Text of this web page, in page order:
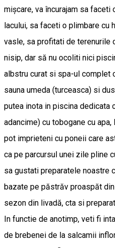
mișcare, va încurajam sa faceti
lacului, sa faceti o plimbare cu
vasle, sa profitati de
nisip, dar să nu ocoliti nici
albstru curat si spa-ul complet
sauna umeda (turceasca) si
putea inota in piscina dedicata
adancime) cu tobogane cu
pot imprieteni cu poneii care
ca pe parcursul unei zile pline
sa gustati preparatele noastre
bazate pe păstrăv proaspăt
sezon din livadă, cta si
In functie de anotimp, veti fi
de brebenei de la salcamii